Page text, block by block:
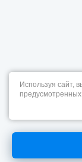
Используя сайт,
предусмотренных